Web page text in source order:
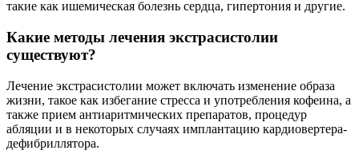
такие как ишемическая болезнь сердца, гипертония и другие.
Какие методы лечения экстрасистолии
существуют?
Лечение экстрасистолии может включать изменение образа
жизни, такое как избегание стресса и употребления кофеина, а
также прием антиаритмических препаратов, процедур
абляции и в некоторых случаях имплантацию кардиовертера-
дефибриллятора.